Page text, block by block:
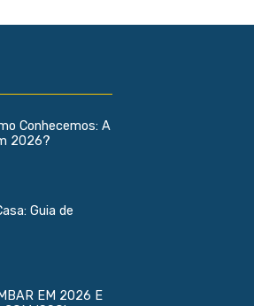
Conhecemos: A
2026?
Guia de
EM 2026 E